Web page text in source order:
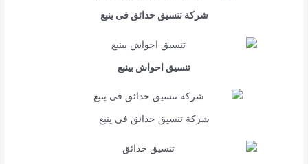
شركة تنسيق حدائق فى ينبع
تنسيق احواش بينبع
شركة تنسيق حدائق فى ينبع